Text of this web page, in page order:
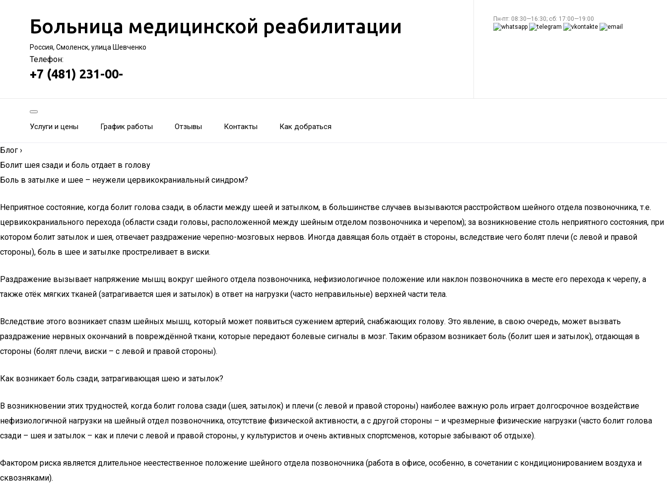
Больница медицинской реабилитации
Россия, Смоленск, улица Шевченко
Телефон:
+7 (481) 231-00-
Пн-пт: 08:30—16:30; сб: 17:00—19:00
Услуги и цены График работы Отзывы Контакты Как добраться
Блог ›
Болит шея сзади и боль отдает в голову
Боль в затылке и шее – неужели цервикокраниальный синдром?
Неприятное состояние, когда болит голова сзади, в области между шеей и затылком, в большинстве случаев вызываются расстройством шейного отдела позвоночника, т.е.
цервикокраниального перехода (области сзади головы, расположенной между шейным отделом позвоночника и черепом); за возникновение столь неприятного состояния, при
котором болит затылок и шея, отвечает раздражение черепно-мозговых нервов. Иногда давящая боль отдаёт в стороны, вследствие чего болят плечи (с левой и правой
стороны), боль в шее и затылке простреливает в виски.
Раздражение вызывает напряжение мышц вокруг шейного отдела позвоночника, нефизиологичное положение или наклон позвоночника в месте его перехода к черепу, а
также отёк мягких тканей (затрагивается шея и затылок) в ответ на нагрузки (часто неправильные) верхней части тела.
Вследствие этого возникает спазм шейных мышц, который может появиться сужением артерий, снабжающих голову. Это явление, в свою очередь, может вызвать
раздражение нервных окончаний в повреждённой ткани, которые передают болевые сигналы в мозг. Таким образом возникает боль (болит шея и затылок), отдающая в
стороны (болят плечи, виски – с левой и правой стороны).
Как возникает боль сзади, затрагивающая шею и затылок?
В возникновении этих трудностей, когда болит голова сзади (шея, затылок) и плечи (с левой и правой стороны) наиболее важную роль играет долгосрочное воздействие
нефизиологичной нагрузки на шейный отдел позвоночника, отсутствие физической активности, а с другой стороны – и чрезмерные физические нагрузки (часто болит голова
сзади – шея и затылок – как и плечи с левой и правой стороны, у культуристов и очень активных спортсменов, которые забывают об отдыхе).
Фактором риска является длительное неестественное положение шейного отдела позвоночника (работа в офисе, особенно, в сочетании с кондиционированием воздуха и
сквозняками).